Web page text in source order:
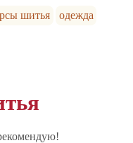
шитья
одежда